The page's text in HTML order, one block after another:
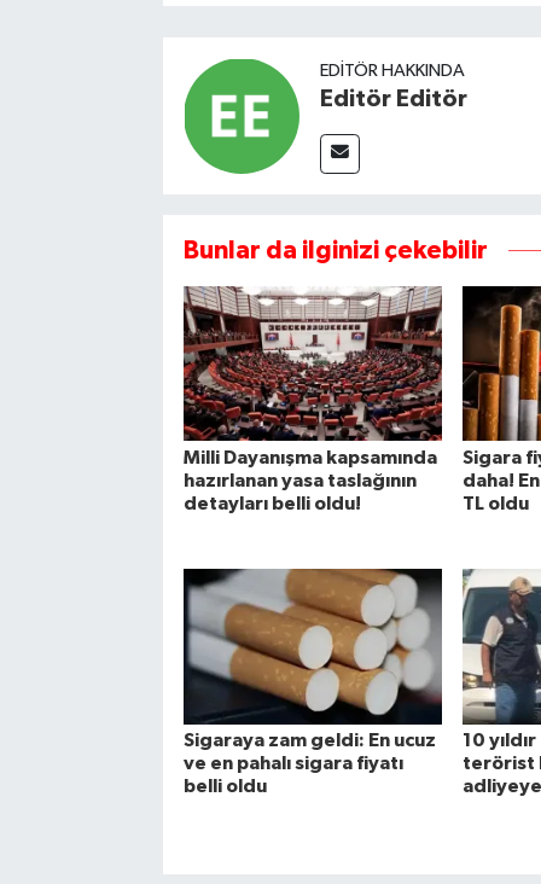
EDITÖR HAKKINDA
Editör Editör
Bunlar da ilginizi çekebilir
Milli Dayanışma kapsamında
hazırlanan yasa taslağının
detayları belli oldu!
Sigara
daha!
TL oldu
Sigaraya zam geldi: En ucuz
ve en pahalı sigara fiyatı
belli oldu
10
terörist